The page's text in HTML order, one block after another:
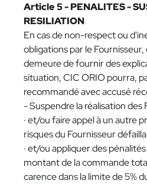
Article 5 - PENALITES -
RESILIATION
En cas de non-respect ou
obligations par le
demeure de fournir des
situation, CIC ORIO pourra,
recommandé avec accusé
- Suspendre la réalisation des
· et/ou faire appel à un autre
risques du Fournisseur
· et/ou appliquer des
montant de la commande
carence dans la limite de 5%